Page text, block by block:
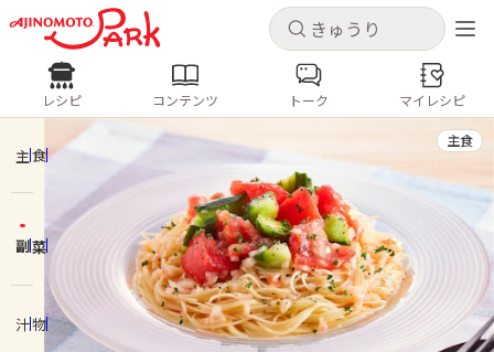
キャンセル
ログインするとレシピを保存できます
ログイン 新規登録
ホーム
コンテンツ
キャンセル
レシピ コンテンツ
人気の食材・レシピ
きゅうり なす トマト
とうもろこし
ピーマン
みょうが ゴーヤ
レシピ コンテンツ トーク マイレシピ
主食
副菜
汁物
主食